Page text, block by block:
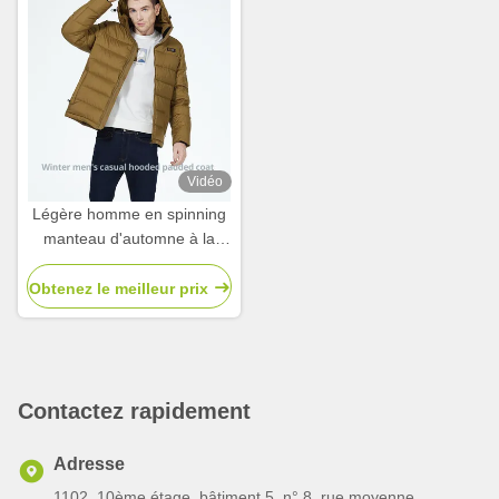
Vidéo
Légère homme en spinning
manteau d'automne à la
mode tissus durables
hommes veste d'automne
Obtenez le meilleur prix
Contactez rapidement
Adresse